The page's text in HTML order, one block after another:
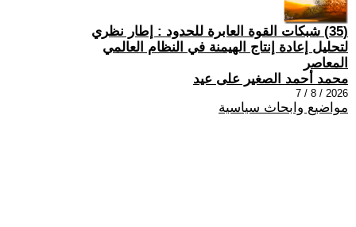
(35) شبكات القوة العابرة للحدود : إطار نظري
لتحليل إعادة إنتاج الهيمنة في النظام العالمي
المعاصر
محمد أحمد الصغير على عيد
2026 / 8 / 7
مواضيع وابحاث سياسية